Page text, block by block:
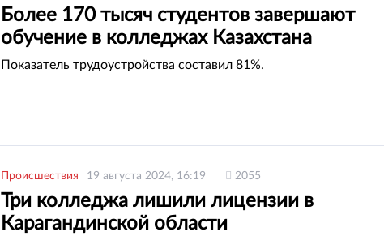
Более 170 тысяч студентов завершают
обучение в колледжах Казахстана
Показатель трудоустройства составил 81%.
Происшествия 19 августа 2024, 16:19 2055
Три колледжа лишили лицензии в
Карагандинской области